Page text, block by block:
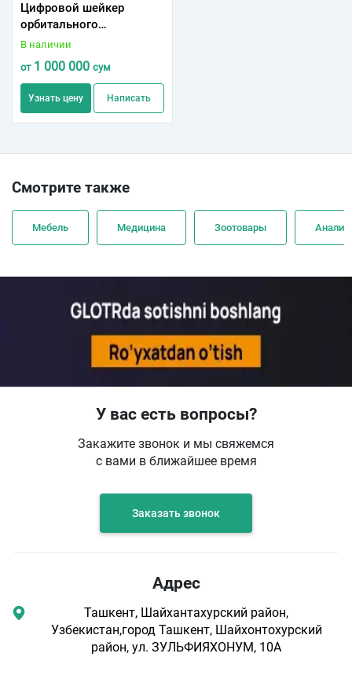
Цифровой шейкер
орбитального
перемешивания SK-
O330-Pro с
универсальной насадкой
SK 330
В наличии
от1 000 000 сум
Узнать цену Написать
Смотрите также
Мебель Медицина Зоотовары
У вас есть вопросы?
Закажите звонок и мы свяжемся
с вами в ближайшее время
Заказать звонок
Адрес
Ташкент, Шайхантахурский район,
Узбекистан,город Ташкент, Шайхонтохурский
район, ул. ЗУЛЬФИЯХОНУМ, 10А